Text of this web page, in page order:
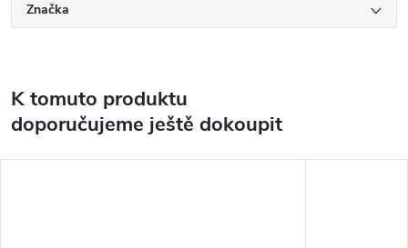
Značka
K tomuto produktu
doporučujeme ještě dokoupit